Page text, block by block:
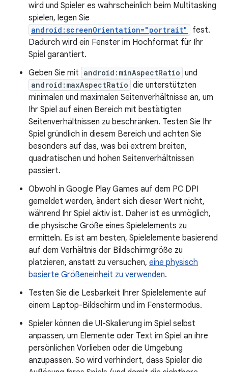
wird und Spieler es wahrscheinlich beim Multitasking
spielen, legen Sie
android:screenOrientation="portrait"
fest.
Dadurch wird ein Fenster im Hochformat für Ihr
Spiel garantiert.
Geben Sie mit android:minAspectRatio und
android:maxAspectRatio die unterstützten
minimalen und maximalen Seitenverhältnisse an, um
Ihr Spiel auf einen Bereich mit bestätigten
Seitenverhältnissen zu beschränken. Testen Sie Ihr
Spiel gründlich in diesem Bereich und achten Sie
besonders auf das, was bei extrem breiten,
quadratischen und hohen Seitenverhältnissen
passiert.
Obwohl in Google Play Games auf dem PC DPI
gemeldet werden, ändert sich dieser Wert nicht,
während Ihr Spiel aktiv ist. Daher ist es unmöglich,
die physische Größe eines Spielelements zu
ermitteln. Es ist am besten, Spielelemente basierend
auf dem Verhältnis der Bildschirmgröße zu
platzieren, anstatt zu versuchen, eine physisch
basierte Größeneinheit zu verwenden.
Testen Sie die Lesbarkeit Ihrer Spielelemente auf
einem Laptop-Bildschirm und im Fenstermodus.
Spieler können die UI-Skalierung im Spiel selbst
anpassen, um Elemente oder Text im Spiel an ihre
persönlichen Vorlieben oder die Umgebung
anzupassen. So wird verhindert, dass Spieler die